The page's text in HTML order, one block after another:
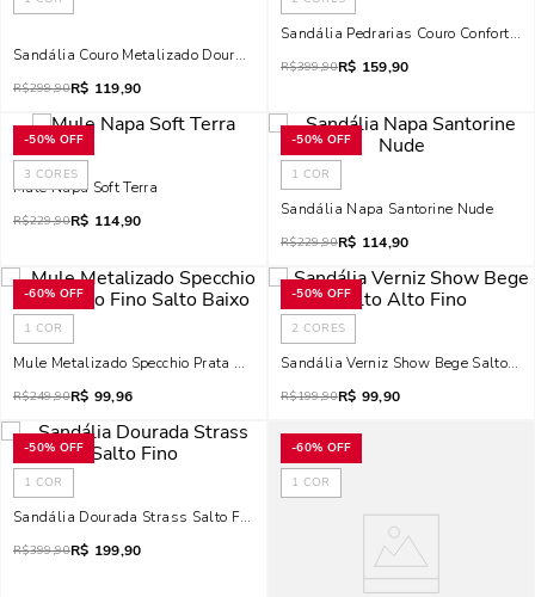
Sandália Couro Metalizado Dourada Brilho Salto Bloco Baixo
R$299,90R$ 119,90
Sandália Pedrarias Couro Confort
R$399,90R$ 159,90
-50% OFF
3 CORES
Mule Napa Soft Terra
R$229,90R$ 114,90
-50% OFF
1 COR
Sandália Napa Santorine Nude
R$229,90R$ 114,90
-60% OFF
1 COR
Mule Metalizado Specchio Prata Bico Fino Salto Baixo
R$249,90R$ 99,96
-50% OFF
2 CORES
Sandália Verniz Show Bege Salto
R$199,90R$ 99,90
-50% OFF
1 COR
Sandália Dourada Strass Salto Fino
R$399,90R$ 199,90
-60% OFF
1 COR